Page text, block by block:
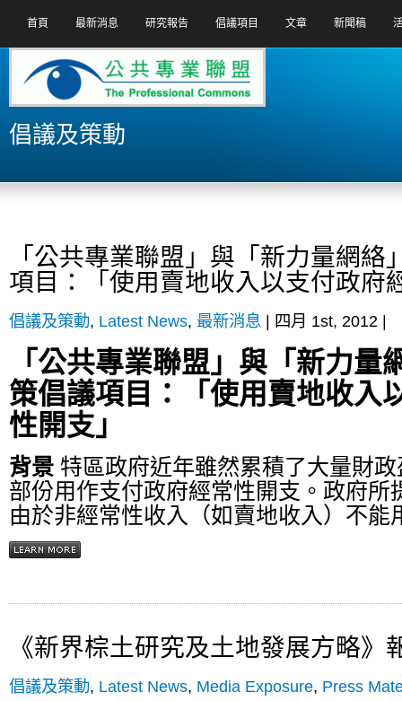
首頁 最新消息 研究報告 倡議項目 文章 新聞稿
倡議及策動
「公共專業聯盟」與「新力量網絡
項目：「使用賣地收入以支付政府
倡議及策動, Latest News, 最新消息 | 四月 1st, 2012 |
「公共專業聯盟」與「新力量
策倡議項目：「使用賣地收入
性開支」
背景 特區政府近年雖然累積了大量財
部份用作支付政府經常性開支。政府所
由於非經常性收入（如賣地收入）不
《新界棕土研究及土地發展方略》
倡議及策動, Latest News, Media Exposure, Press